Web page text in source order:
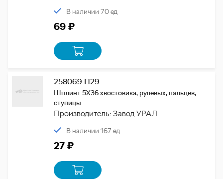
В наличии 70 ед
69 ₽
258069 П29
Шплинт 5Х36 хвостовика, рулевых, пальцев,
ступицы
Производитель: Завод УРАЛ
В наличии 167 ед
27 ₽